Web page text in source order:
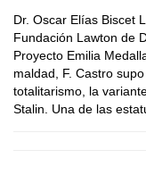
Dr. Oscar Elías Biscet
Fundación Lawton de
Proyecto Emilia
maldad, F. Castro
totalitarismo, la
Stalin. Una de las